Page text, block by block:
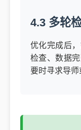
4.3 多轮
优化完成后
检查、数据
要时寻求导师